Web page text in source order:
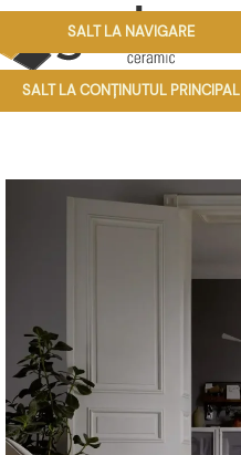
SALT LA NAVIGARE
SALT LA CONȚINUTUL PRINCIPAL